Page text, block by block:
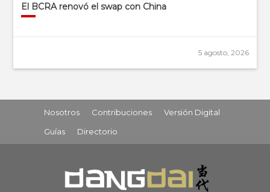
El BCRA renovó el swap con China
5 agosto, 2026
Nosotros Contribuciones
Versión Digital
Guías
Directorio